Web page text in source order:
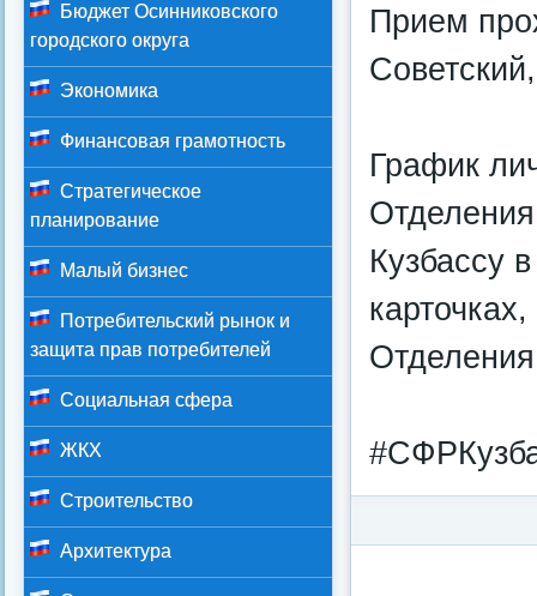
Прием
График
Кузбассу
Бюджет Осинниковского
городского округа
Экономика
Финансовая грамотность
Стратегическое
планирование
Малый бизнес
Потребительский рынок и
защита прав потребителей
Социальная сфера
ЖКХ
Строительство
Архитектура